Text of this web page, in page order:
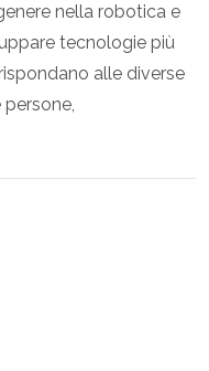
nella robotica e
tecnologie più
alle diverse